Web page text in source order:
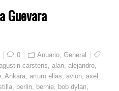
Guevara
0 Anuario ,General
carstens ,alan ,alejandro
,Ankara ,arturo elias ,avion ,axel
berlin bernie bob dylan